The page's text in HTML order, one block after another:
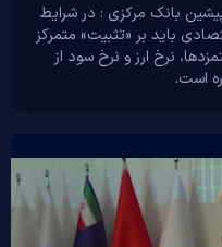
بانک مرکزی : در شرایط
باید بر «تثبیت» متمرکز
نرخ ارز و نرخ سود از
است.